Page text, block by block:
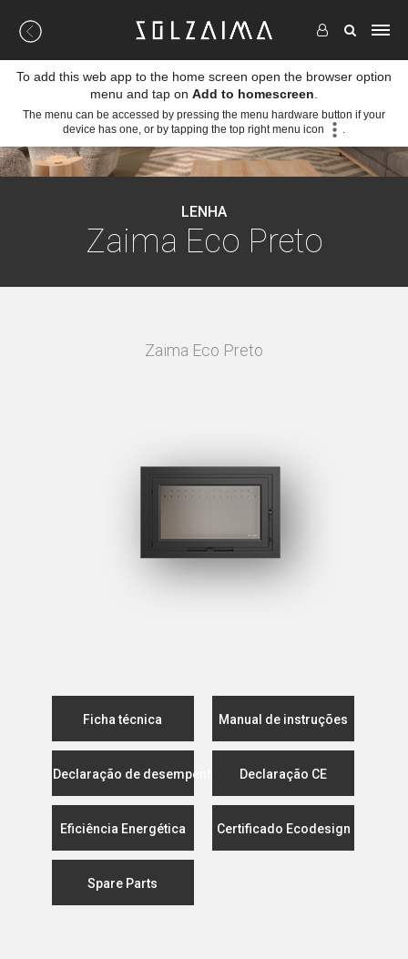
LENHA
Zaima Eco Preto
Zaima Eco Preto
Ficha técnica Manual de instruções
Declaração de desempenho Declaração CE
Eficiência Energética Certificado Ecodesign
Spare Parts
To add this web app to the home screen open the browser option
menu and tap on Add to homescreen
The menu can be accessed by pressing the menu hardware button if your
device has one, or by tapping the top right menu icon
.